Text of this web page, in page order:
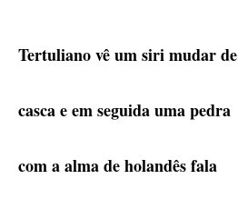
Tertuliano vê um siri mudar de
casca e em seguida uma pedra
com a alma de holandês fala